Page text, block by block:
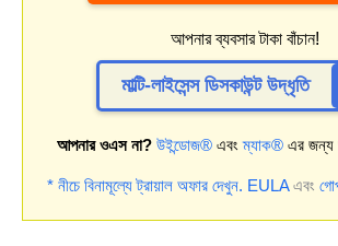
আপনার ব্যবসার টাকা বাঁচান!
মাল্টি-লাইসেন্স ডিসকাউন্ট উদ্ধৃতি
আপনার ওএস না? উইন্ডোজ®এবংম্যাক®এর জন্য
* নীচে বিনামূল্যে ট্রায়াল অফার দেখুন. EULAএবং